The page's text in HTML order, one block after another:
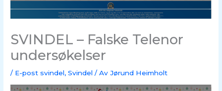
SVINDEL – Falske Telenor
undersøkelser
/ E-post svindel,Svindel / Av Jørund Heimholt